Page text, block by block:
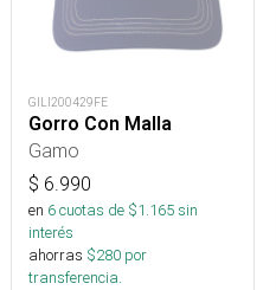
GILI200429FE
Gorro Con Malla
Gamo
$ 6.990
en 6cuotas de $1.165sin
interés
ahorras $280 por
transferencia.